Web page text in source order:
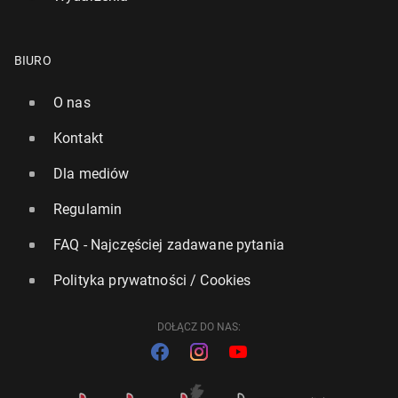
BIURO
O nas
Kontakt
Dla mediów
Regulamin
FAQ - Najczęściej zadawane pytania
Polityka prywatności / Cookies
DOŁĄCZ DO NAS: